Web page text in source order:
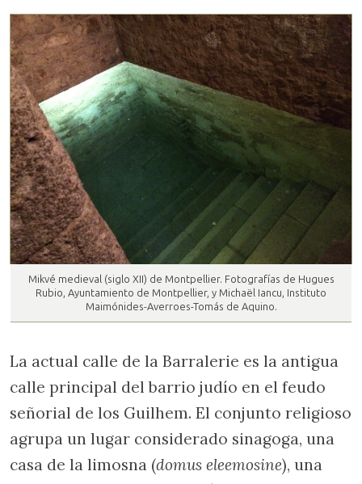
Mikvé medieval (siglo XII) de Montpellier. Fotografías de Hugues
Rubio, Ayuntamiento de Montpellier, y Michaël Iancu, Instituto
Maimónides-Averroes-Tomás de Aquino.
La actual calle de la Barralerie es la antigua
calle principal del barrio judío en el feudo
señorial de los Guilhem. El conjunto religioso
agrupa un lugar considerado sinagoga, una
casa de la limosna (domus eleemosine), una